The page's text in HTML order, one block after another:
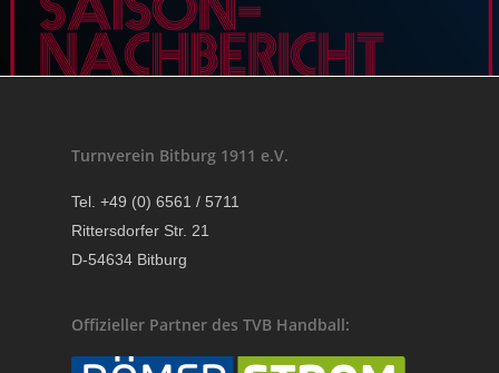
Turnverein Bitburg 1911 e.V.
Tel. +49 (0) 6561 / 5711
Rittersdorfer Str. 21
D-54634 Bitburg
Offizieller Partner des TVB Handball: